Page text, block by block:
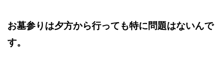
お墓参りは夕方から行っても特に問題はないんで
す。